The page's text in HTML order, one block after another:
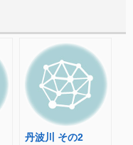
丹波川 その2